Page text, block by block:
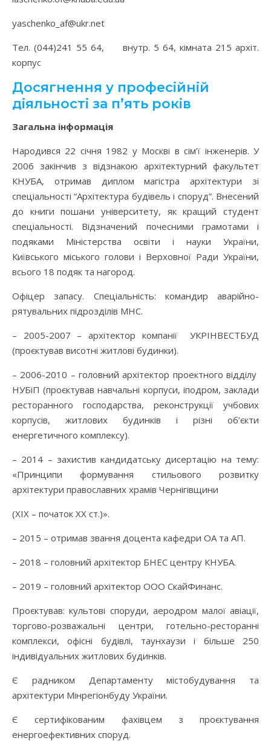
yaschenko_af@ukr.net
Тел. (044)241 55 64, внутр. 5 64, кімната 215 архіт.
корпус
Досягнення у професійній
діяльності за п’ять років
Загальна інформація
Народився 22 січня 1982 у Москві в сім’ї інженерів. У
2006 закінчив з відзнакою архітектурний факультет
КНУБА, отримав диплом магістра архітектури зі
спеціальності “Архітектура будівель і споруд”. Внесений
до книги пошани університету, як кращий студент
спеціальності. Відзначений почесними грамотами і
подяками Міністерства освіти і науки України,
Київського міського голови і Верховної Ради України,
всього 18 подяк та нагород.
Офіцер запасу. Спеціальність: командир аварійно-
рятувальних підрозділів МНС.
– 2005-2007 – архітектор компанії УКРІНВЕСТБУД
(проєктував висотні житлові будинки).
– 2006-2010 – головний архітектор проектного відділу
НУБіП (проєктував навчальні корпуси, іподром, заклади
ресторанного господарства, реконструкції учбових
корпусів, житлових будинків і різні об’єкти
енергетичного комплексу).
– 2014 – захистив кандидатську дисертацію на тему:
«Принципи формування стильового розвитку
архітектури православних храмів Чернігівщини
(XIX – початок XX ст.)».
– 2015 – отримав звання доцента кафедри ОА та АП.
– 2018 – головний архітектор БНЕС центру КНУБА.
– 2019 – головний архітектор ООО СкайФинанс.
Проєктував: культові споруди, аеродром малої авіації,
торгово-розважальні центри, готельно-ресторанні
комплекси, офісні будівлі, таунхаузи і більше 250
індивідуальних житлових будинків.
Є радником Департаменту містобудування та
архітектури Мінрегіонбуду України.
Є сертифікованим фахівцем з проєктування
енергоефективних споруд.